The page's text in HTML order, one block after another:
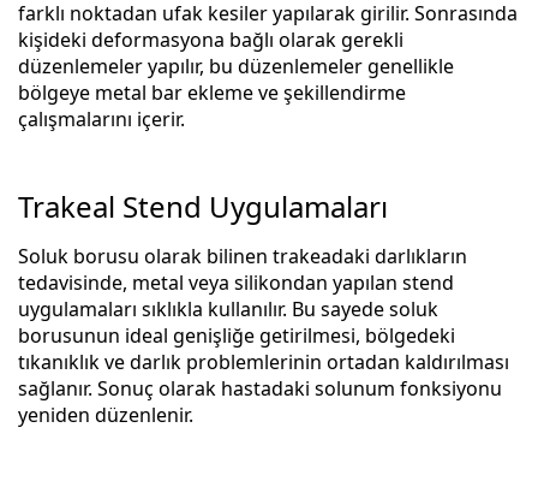
farklı noktadan ufak kesiler yapılarak girilir. Sonrasında
kişideki deformasyona bağlı olarak gerekli
düzenlemeler yapılır, bu düzenlemeler genellikle
bölgeye metal bar ekleme ve şekillendirme
çalışmalarını içerir.
Trakeal Stend Uygulamaları
Soluk borusu olarak bilinen trakeadaki darlıkların
tedavisinde, metal veya silikondan yapılan stend
uygulamaları sıklıkla kullanılır. Bu sayede soluk
borusunun ideal genişliğe getirilmesi, bölgedeki
tıkanıklık ve darlık problemlerinin ortadan kaldırılması
sağlanır. Sonuç olarak hastadaki solunum fonksiyonu
yeniden düzenlenir.